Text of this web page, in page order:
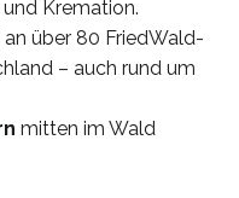
Kremation.
an über 80 FriedWald-
– auch rund um
mitten im Wald